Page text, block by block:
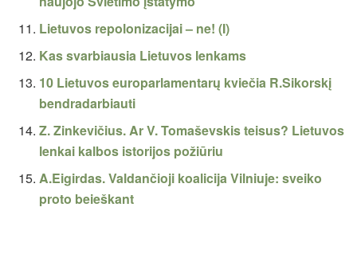
Lietuvos repolonizacijai – ne! (I)
Kas svarbiausia Lietuvos lenkams
10 Lietuvos europarlamentarų kviečia R.Sikorskį
bendradarbiauti
Z. Zinkevičius. Ar V. Tomaševskis teisus? Lietuvos
lenkai kalbos istorijos požiūriu
A.Eigirdas. Valdančioji koalicija Vilniuje: sveiko
proto beieškant